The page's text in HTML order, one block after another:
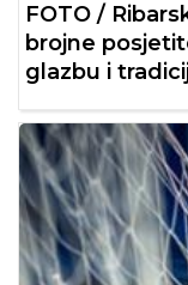
FOTO /
brojne
glazbu i